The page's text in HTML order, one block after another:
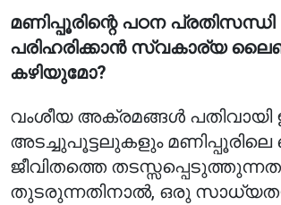
മണിപ്പൂരിന്റെ പഠന പ്രതിസന്ധി
പരിഹരിക്കാൻ സ്വകാര്യ
കഴിയുമോ?
വംശീയ അക്രമങ്ങൾ പതിവായി
അടച്ചുപൂട്ടലുകളും മണിപ്പൂരിലെ
ജീവിതത്തെ
തുടരുന്നതിനാൽ, ഒരു